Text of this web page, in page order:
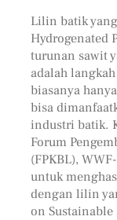
Lilin batik
Hydrogenated
turunan sawit
adalah
biasanya
bisa
industri batik.
Forum
(FPKBL),
untuk
dengan lilin
on